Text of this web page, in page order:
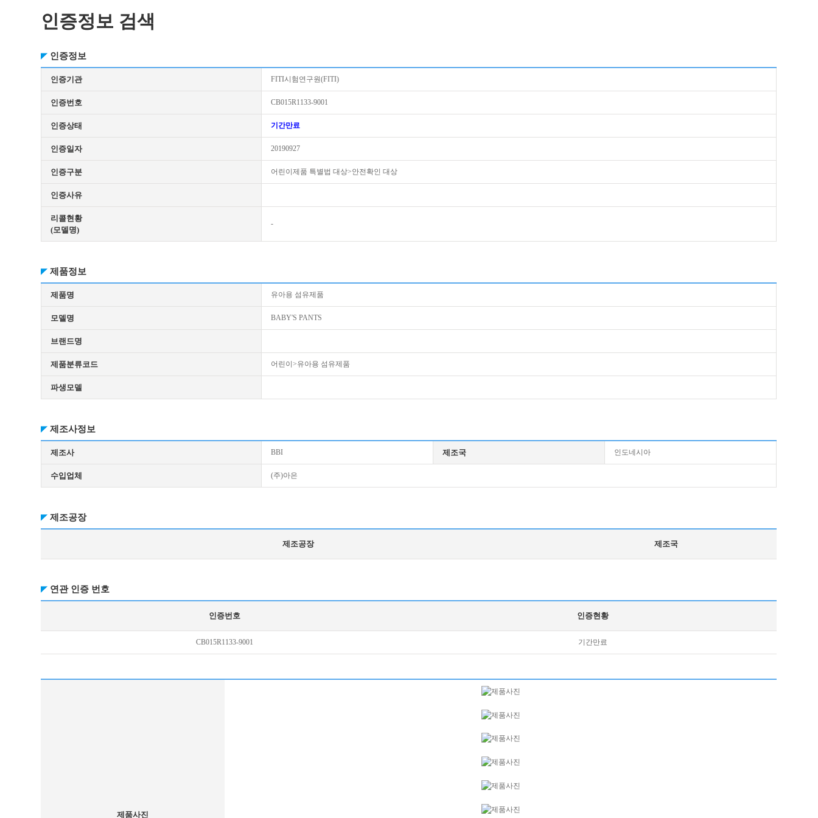
인증정보 검색
인증정보
인증기관 FITI시험연구원(FITI)
인증번호 CB015R1133-9001
인증상태 기간만료
인증일자 20190927
인증구분 어린이제품 특별법 대상>안전확인 대상
인증사유
리콜현황
(모델명)
-
제품정보
제품명 유아용 섬유제품
모델명 BABY'S PANTS
브랜드명
제품분류코드 어린이>유아용 섬유제품
파생모델
제조사정보
제조사 BBI 제조국 인도네시아
수입업체 (주)아은
제조공장
제조공장 제조국
연관 인증 번호
인증번호 인증현황
CB015R1133-9001 기간만료
제품사진